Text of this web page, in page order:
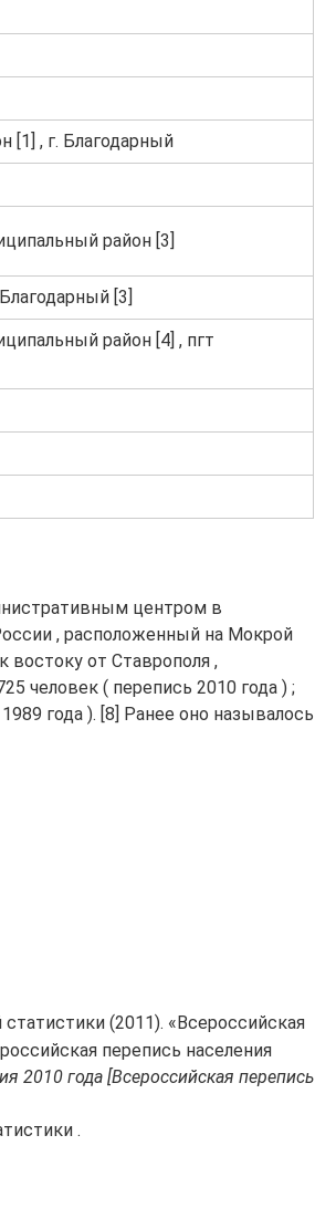
[1] , г. Благодарный
район [3]
[3]
район [4] , пгт
центром в
, расположенный на Мокрой
востоку от Ставрополя ,
человек ( перепись 2010 года ) ;
года ). [8] Ранее оно называлось
(2011). «Всероссийская
перепись населения
2010 года [Всероссийская перепись
.